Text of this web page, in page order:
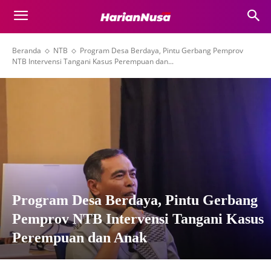
Beranda NTB
Program Desa Berdaya, Pintu Gerbang Pemprov
NTB Intervensi Tangani Kasus Perempuan dan...
Program Desa Berdaya, Pintu Gerbang
Pemprov NTB Intervensi Tangani Kasus
Perempuan dan Anak